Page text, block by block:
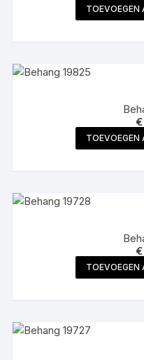
TOEVOEGEN
€
TOEVOEGEN
€
TOEVOEGEN